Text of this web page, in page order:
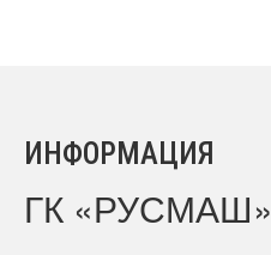
ИНФОРМАЦИЯ
ГК «РУСМАШ»